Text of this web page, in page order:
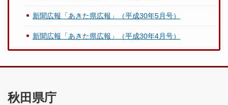
新聞広報「あきた県広報」（平成30年5月号）
新聞広報「あきた県広報」（平成30年4月号）
秋田県庁